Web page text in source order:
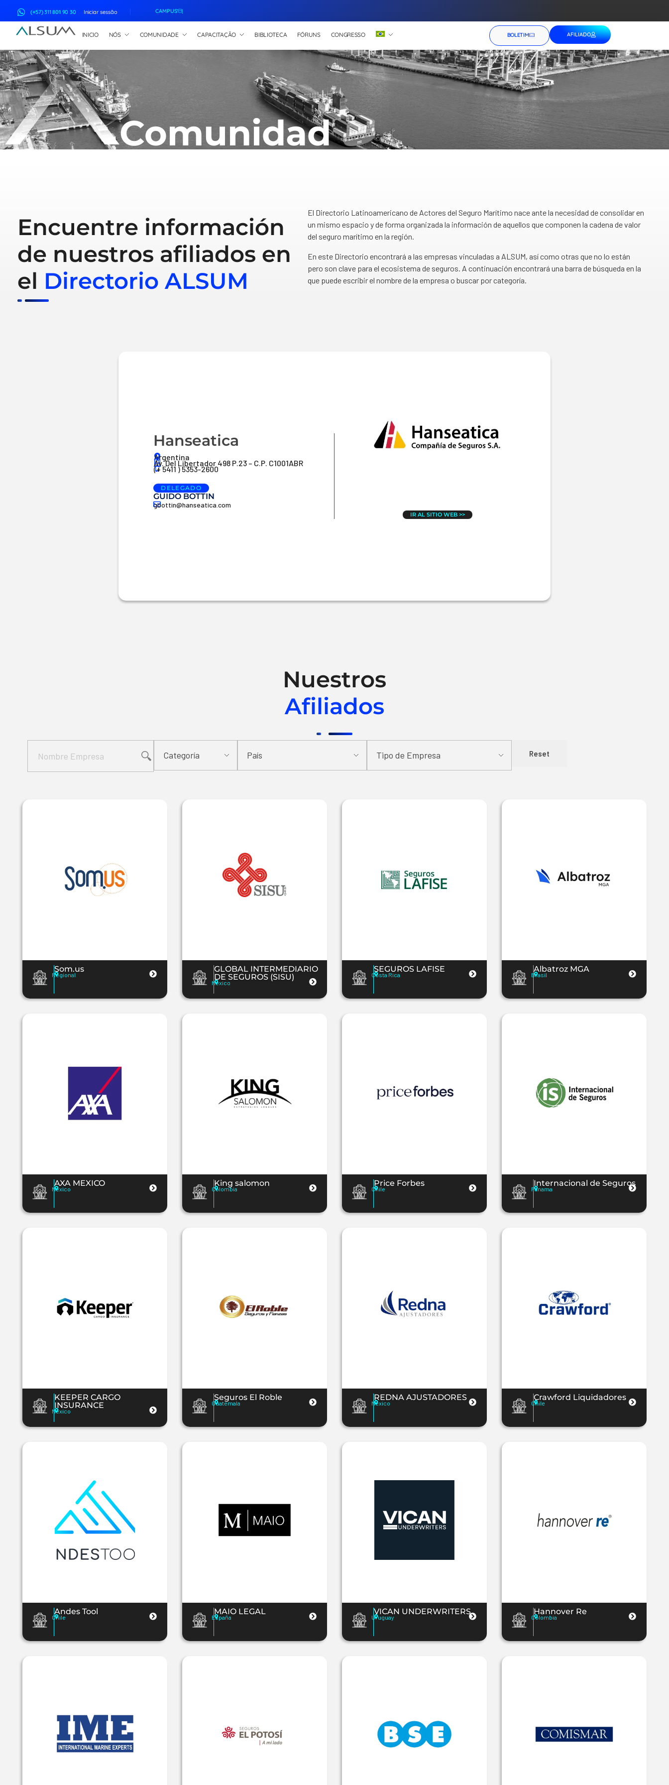
(+57) 311 801 90 30 Iniciar sessão CAMPUS
INICIO NÓS COMUNIDADE CAPACITAÇÃO BIBLIOTECA FÓRUNS CONGRESSO BOLETIM AFILIADO
Comunidad
Encuentre información
de nuestros afiliados en
el Directorio ALSUM
El Directorio Latinoamericano de Actores del Seguro Marítimo nace ante la necesidad de consolidar en
un mismo espacio y de forma organizada la información de aquellos que componen la cadena de valor
del seguro marítimo en la región.
En este Directorio encontrará a las empresas vinculadas a ALSUM, así como otras que no lo están
pero son clave para el ecosistema de seguros. A continuación encontrará una barra de búsqueda en la
que puede escribir el nombre de la empresa o buscar por categoría.
Hanseatica
Argentina
Av. Del Libertador 498 P.23 – C.P. C1001ABR
(+ 5411 ) 5353-2600
DELEGADO
GUIDO BOTTIN
gbottin@hanseatica.com
IR AL SITIO WEB >>
Nuestros
Afiliados
Reset
Som.us
Regional
GLOBAL INTERMEDIARIO
DE SEGUROS (SISU)
Mexico
SEGUROS LAFISE
Costa Rica
Albatroz MGA
Brasil
AXA MEXICO
Mexico
King salomon
Colombia
Price Forbes
Chile
Internacional de Seguros
Panama
KEEPER CARGO
INSURANCE
Mexico
Seguros El Roble
Guatemala
REDNA AJUSTADORES
Mexico
Crawford Liquidadores
Chile
Andes Tool
Chile
MAIO LEGAL
España
VICAN UNDERWRITERS
Uruguay
Hannover Re
Colombia